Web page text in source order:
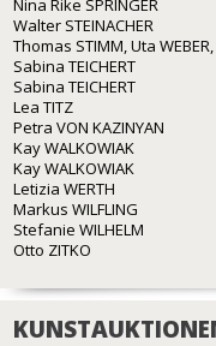
Walter STEINACHER
Thomas STIMM, Uta WEBER,
Sabina TEICHERT
Sabina TEICHERT
Lea TITZ
Petra VON KAZINYAN
Kay WALKOWIAK
Kay WALKOWIAK
Letizia WERTH
Markus WILFLING
Stefanie WILHELM
Otto ZITKO